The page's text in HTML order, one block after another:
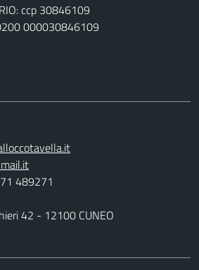
ccp 30846109
000030846109
489271
42 - 12100 CUNEO